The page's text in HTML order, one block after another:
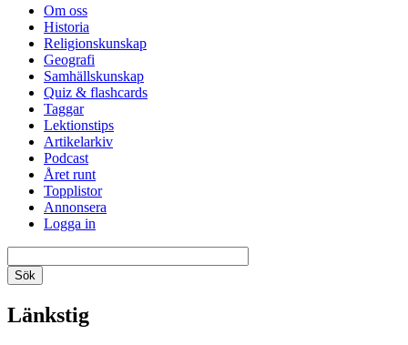
Om oss
Historia
Religionskunskap
Geografi
Samhällskunskap
Quiz & flashcards
Taggar
Lektionstips
Artikelarkiv
Podcast
Året runt
Topplistor
Annonsera
Logga in
Länkstig